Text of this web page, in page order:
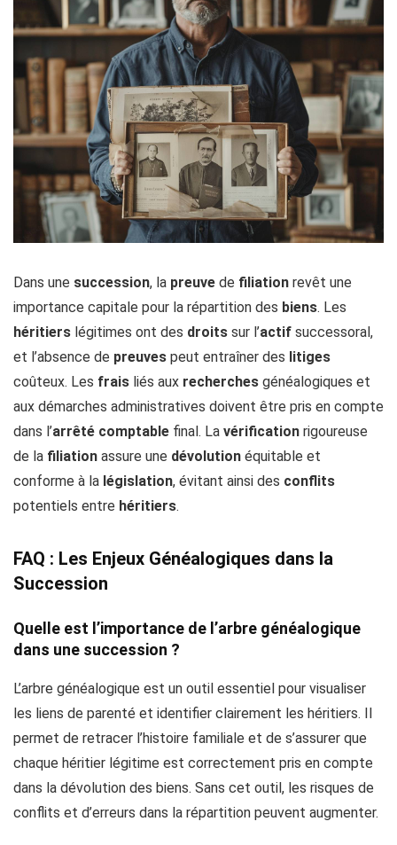
Dans une succession, la preuve de filiation revêt une
importance capitale pour la répartition des biens. Les
héritiers légitimes ont des droits sur l’actif successoral,
et l’absence de preuves peut entraîner des litiges
coûteux. Les frais liés aux recherches généalogiques et
aux démarches administratives doivent être pris en compte
dans l’arrêté comptable final. La vérification rigoureuse
de la filiation assure une dévolution équitable et
conforme à la législation, évitant ainsi des conflits
potentiels entre héritiers.
FAQ : Les Enjeux Généalogiques dans la
Succession
Quelle est l’importance de l’arbre généalogique
dans une succession ?
L’arbre généalogique est un outil essentiel pour visualiser
les liens de parenté et identifier clairement les héritiers. Il
permet de retracer l’histoire familiale et de s’assurer que
chaque héritier légitime est correctement pris en compte
dans la dévolution des biens. Sans cet outil, les risques de
conflits et d’erreurs dans la répartition peuvent augmenter.